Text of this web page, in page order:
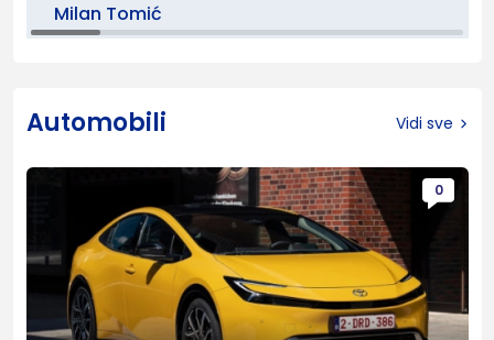
Milan Tomić
Automobili Vidi sve
0